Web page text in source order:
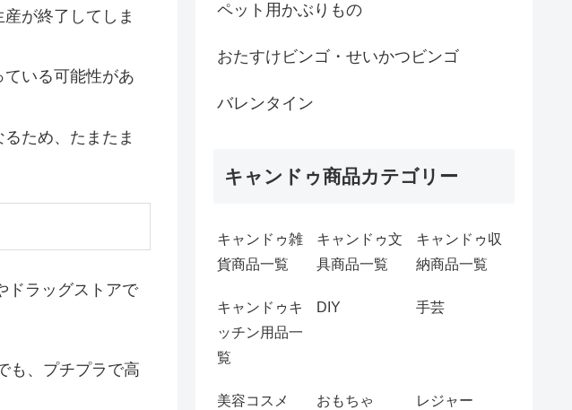
が終了してしま
いる可能性があ
ため、たまたま
ドラッグストアで
も、プチプラで高
ペット用かぶりもの
おたすけビンゴ・せいかつビンゴ
バレンタイン
キャンドゥ商品カテゴリー
キャンドゥ雑
貨商品一覧
キャンドゥ文
具商品一覧
キャンドゥ収
納商品一覧
キャンドゥキ
ッチン用品一
覧
DIY 手芸
美容コスメ おもちゃ レジャー